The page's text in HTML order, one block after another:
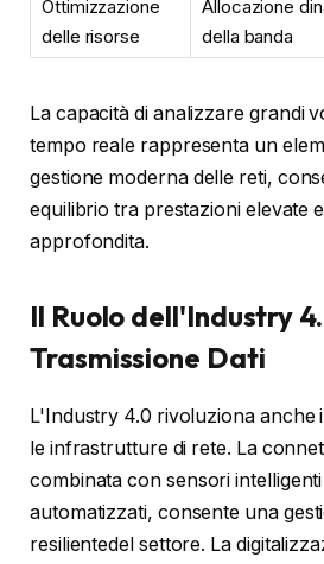
Ottimizzazione
delle risorse
Allocazione
della banda
La capacità di analizzare grandi
tempo reale rappresenta un
gestione moderna delle reti,
equilibrio tra prestazioni elevate
approfondita.
Il Ruolo dell'Industry
Trasmissione Dati
L'Industry 4.0 rivoluziona anche
le infrastrutture di rete. La
combinata con sensori intelligenti
automatizzati, consente una
resilientedel settore. La